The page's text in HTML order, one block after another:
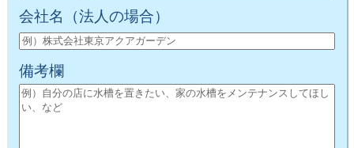
会社名 （法人の場合）
備考欄